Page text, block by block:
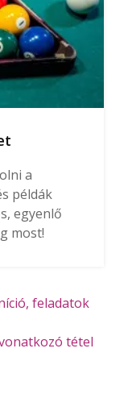
a
példák
egyenlő
most!
feladatok
tétel